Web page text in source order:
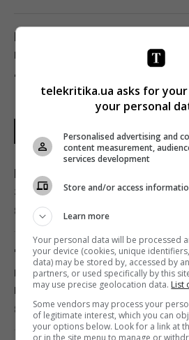
Есть два варианта:
которые могут помочь
для Patriot
23:19 пятница, 07 августа 2026
Бывшему главе МИД
грозить до трёх лет
СМИ
23:17 пятница, 07 августа 2026
Одна фраза мгновенно
высокомерного человека:
раскрыла секрет
23:07 пятница, 07 августа 2026
Над ремонтной базой
ПОСЛЕДНИЕ НОВОСТИ
Неделя сплошного
знаков зодиака
8 августа 2026, 00:59
"Я не железный": Усик
неожиданное заявление
карьере
8 августа 2026, 00:06
telekritika.ua asks for
your personal
Personalised advertising and
content measurement,
services development
Store and/or access
Learn more
Your personal data will be processed
your device (cookies, unique
data) may be stored by, accessed by
partners, or used specifically by this
may use precise geolocation data. List
Some vendors may process your
of legitimate interest, which you can
your options below. Look for a link at
or in the site menu to manage or